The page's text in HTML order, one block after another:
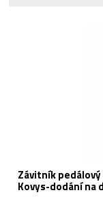
Závitník
Kovys-dodání na